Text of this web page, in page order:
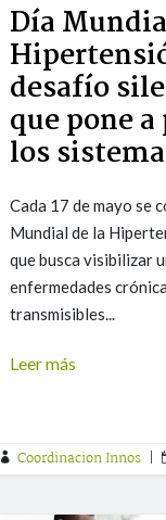
Día
desafío
que pone
los
Cada 17 de mayo se
Mundial de la
que busca visibilizar
enfermedades
transmisibles...
Leer más
 Coordinacion Innos |